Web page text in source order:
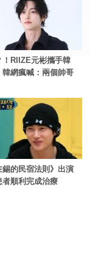
！RIIZE元彬攜手韓
網瘋喊：兩個帥哥
的民宿法則》出演
順利完成治療